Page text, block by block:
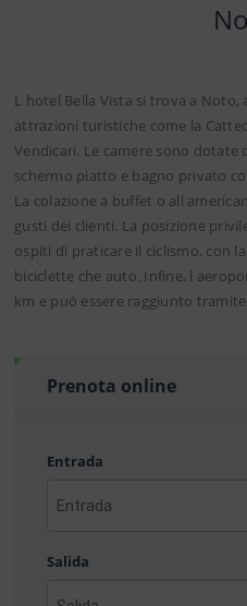
L hotel Bella Vista si trova a
attrazioni turistiche come la
Vendicari. Le camere sono dotate
schermo piatto e bagno privato
La colazione a buffet o all
gusti dei clienti. La posizione
ospiti di praticare il ciclismo, con
biciclette che auto. Infine, l
km e può essere raggiunto
Prenota online
Entrada
AAAA
MM
Salida